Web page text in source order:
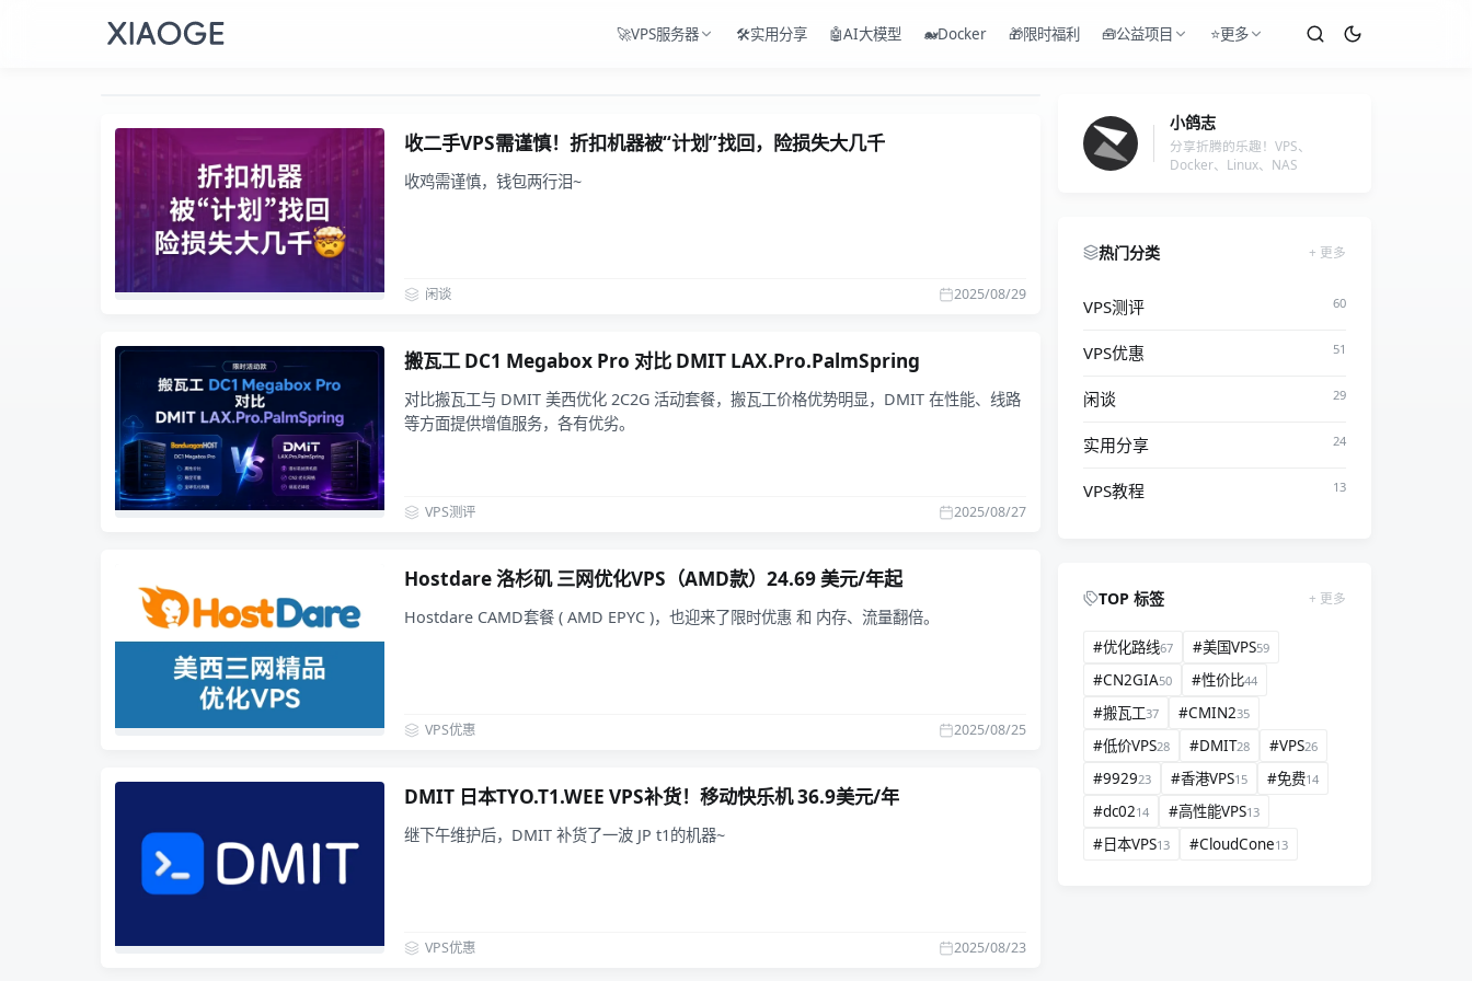
🚀VPS服务器 🛠️实用分享 🤖AI大模型 🐋Docker 🎁限时福利 🧰公益项目 ⭐更多
收二手VPS需谨慎！折扣机器被“计划”找回，险损失大几千
收鸡需谨慎，钱包两行泪~
2025/08/29
闲谈
搬瓦工 DC1 Megabox Pro 对比 DMIT LAX.Pro.PalmSpring
对比搬瓦工与 DMIT 美西优化 2C2G 活动套餐，搬瓦工价格优势明显，DMIT 在性能、线路
等方面提供增值服务，各有优劣。
2025/08/27
VPS测评
Hostdare 洛杉矶 三网优化VPS（AMD款）24.69 美元/年起
Hostdare CAMD套餐 ( AMD EPYC )，也迎来了限时优惠 和 内存、流量翻倍。
2025/08/25
VPS优惠
DMIT 日本TYO.T1.WEE VPS补货！移动快乐机 36.9美元/年
继下午维护后，DMIT 补货了一波 JP t1的机器~
2025/08/23
VPS优惠
小鸽志
分享折腾的乐趣！VPS、
Docker、Linux、NAS
热门分类 更多
VPS测评 60
VPS优惠 51
闲谈 29
实用分享 24
VPS教程 13
TOP 标签 更多
#优化路线67 #美国VPS59
#CN2GIA50 #性价比44
#搬瓦工37 #CMIN235
#低价VPS28 #DMIT28 #VPS26
#992923 #香港VPS15 #免费14
#dc0214 #高性能VPS13
#日本VPS13 #CloudCone13